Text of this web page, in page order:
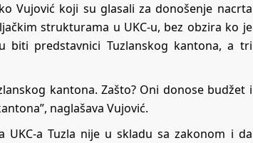
Vujović koji su glasali za donošenje nacrta
strukturama u UKC-u, bez obzira ko je
biti predstavnici Tuzlanskog kantona, a tri
kantona. Zašto? Oni donose budžet i
naglašava Vujović.
UKC-a Tuzla nije u skladu sa zakonom i da